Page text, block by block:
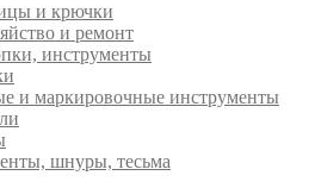
и крючки
и ремонт
инструменты
и маркировочные инструменты
шнуры, тесьма